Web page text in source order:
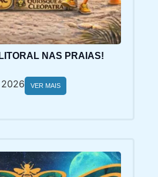
NAS PRAIAS!
2026 VER MAIS